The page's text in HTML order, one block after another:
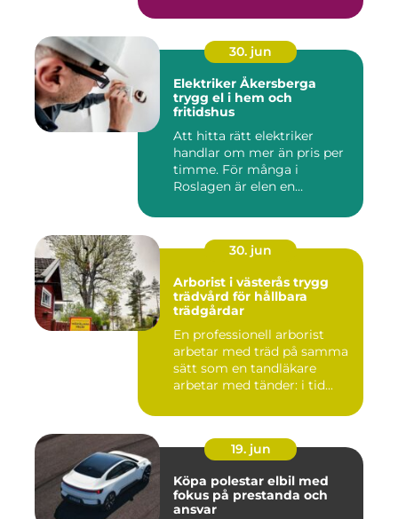
30. jun
Elektriker Åkersberga
trygg el i hem och
fritidshus
Att hitta rätt elektriker
handlar om mer än pris per
timme. För många i
Roslagen är elen en
30. jun
Arborist i västerås trygg
trädvård för hållbara
trädgårdar
En professionell arborist
arbetar med träd på samma
sätt som en tandläkare
arbetar med tänder: i tid...
19. jun
Köpa polestar elbil med
fokus på prestanda och
ansvar